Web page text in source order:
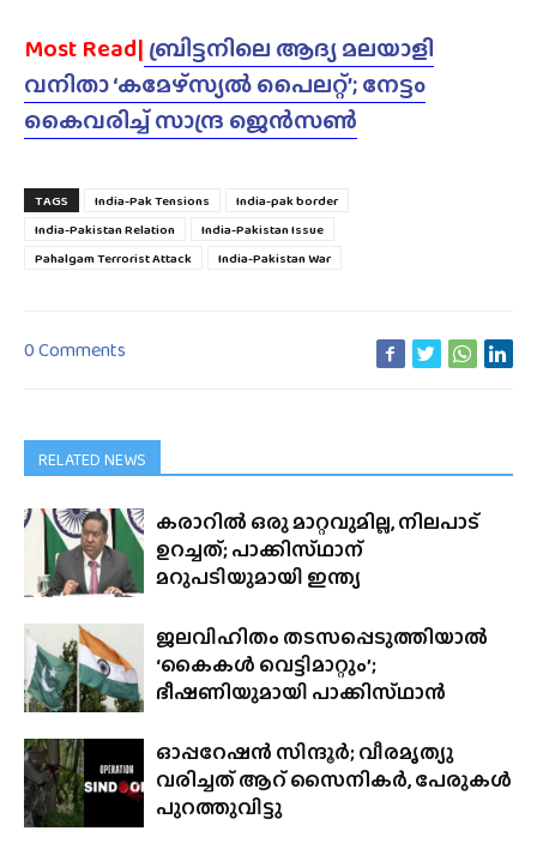
Most Read| ബ്രിട്ടനിലെ ആദ്യ മലയാളി
വനിതാ ‘കമേഴ്‌സ്യൽ പൈലറ്റ്’; നേട്ടം
കൈവരിച്ച് സാന്ദ്ര ജെൻസൺ
TAGS India-Pak Tensions
India-pak border
India-Pakistan Relation
India-Pakistan Issue
Pahalgam Terrorist Attack
India-Pakistan War
0 Comments
RELATED NEWS
കരാറിൽ ഒരു മാറ്റവുമില്ല, നിലപാട്
ഉറച്ചത്; പാക്കിസ്‌ഥാന്
മറുപടിയുമായി ഇന്ത്യ
ജലവിഹിതം തടസപ്പെടുത്തിയാൽ
‘കൈകൾ വെട്ടിമാറ്റും’;
ഭീഷണിയുമായി പാക്കിസ്‌ഥാൻ
ഓപ്പറേഷൻ സിന്ദൂർ; വീരമൃത്യു
വരിച്ചത് ആറ് സൈനികർ, പേരുകൾ
പുറത്തുവിട്ടു